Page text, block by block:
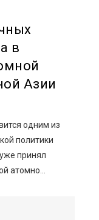
в
Азии
одним из
политики
принял
атомно...